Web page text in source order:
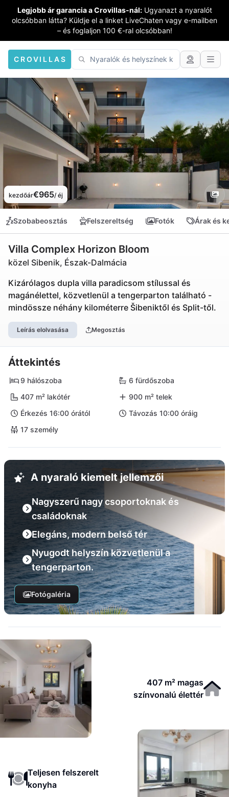
Legjobb ár garancia a Crovillas-nál: Ugyanazt a nyaralót
olcsóbban látta? Küldje el a linket LiveChaten vagy e-mailben
– és foglaljon 100 €-ral olcsóbban!
CROVILLAS
kezdőár€965/ éj
Szobabeosztás Felszereltség Fotók Árak és
Villa Complex Horizon Bloom
közel Sibenik, Észak-Dalmácia
Kizárólagos dupla villa paradicsom stílussal és
magánélettel, közvetlenül a tengerparton található -
mindössze néhány kilométerre Šibeniktől és Split-től.
Leírás elolvasása Megosztás
Áttekintés
9 hálószoba
6 fürdőszoba
407 m² lakótér
900 m² telek
Érkezés 16:00 órától
Távozás 10:00 óráig
17 személy
A nyaraló kiemelt jellemzői
Nagyszerű nagy csoportoknak és
családoknak
Elegáns, modern belső tér
Nyugodt helyszín közvetlenül a
tengerparton.
Fotógaléria
407 m² magas
színvonalú élettér
Teljesen felszerelt
konyha